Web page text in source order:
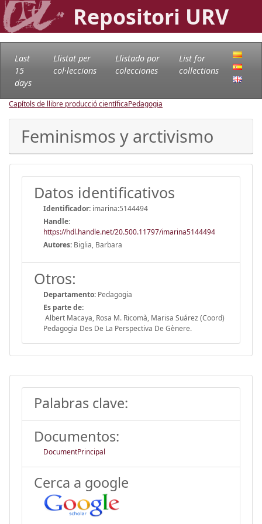
Repositori URV
Last
15
days
Llistat per
col·leccions
Llistado por
colecciones
List for
collections
Capítols de llibre producció científicaPedagogia
Feminismos y arctivismo
Datos identificativos
Identificador: imarina:5144494
Handle:
https://hdl.handle.net/20.500.11797/imarina5144494
Autores: Biglia, Barbara
Otros:
Departamento: Pedagogia
Es parte de:
Albert Macaya, Rosa M. Ricomà, Marisa Suárez (Coord)
Pedagogia Des De La Perspectiva De Gènere.
Palabras clave:
Documentos:
DocumentPrincipal
Cerca a google